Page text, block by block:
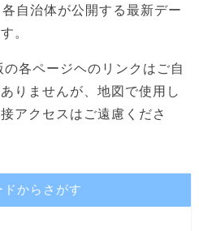
自治体が公開する最新デー
。
各ページヘのリンクはご自
りませんが、地図で使用し
アクセスはご遠慮くださ
ドからさがす